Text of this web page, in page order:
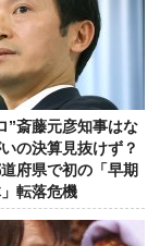
”斎藤元彦知事はな
の決算見抜けず？
府県で初の「早期
転落危機